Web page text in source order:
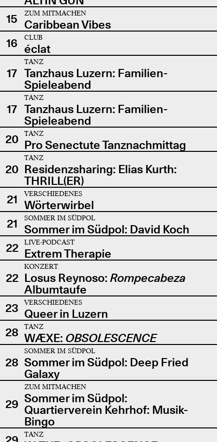
15
ZUM MITMACHEN
Caribbean Vibes
16
CLUB
éclat
17
TANZ
Tanzhaus Luzern: Familien-
Spieleabend
17
TANZ
Tanzhaus Luzern: Familien-
Spieleabend
20
TANZ
Pro Senectute Tanznachmittag
20
TANZ
Residenzsharing: Elias Kurth:
THRILL(ER)
21
VERSCHIEDENES
Wörterwirbel
21
SOMMER IM SÜDPOL
Sommer im Südpol: David Koch
22
LIVE-PODCAST
Extrem Therapie
22
KONZERT
Losus Reynoso: Rompecabeza
Albumtaufe
23
VERSCHIEDENES
Queer in Luzern
28
TANZ
WÆXE: OBSOLESCENCE
28
SOMMER IM SÜDPOL
Sommer im Südpol: Deep Fried
Galaxy
29
ZUM MITMACHEN
Sommer im Südpol:
Quartierverein Kehrhof: Musik-
Bingo
TANZ